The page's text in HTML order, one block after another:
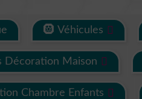
🛞 Véhicules
Décoration Maison
Chambre Enfants